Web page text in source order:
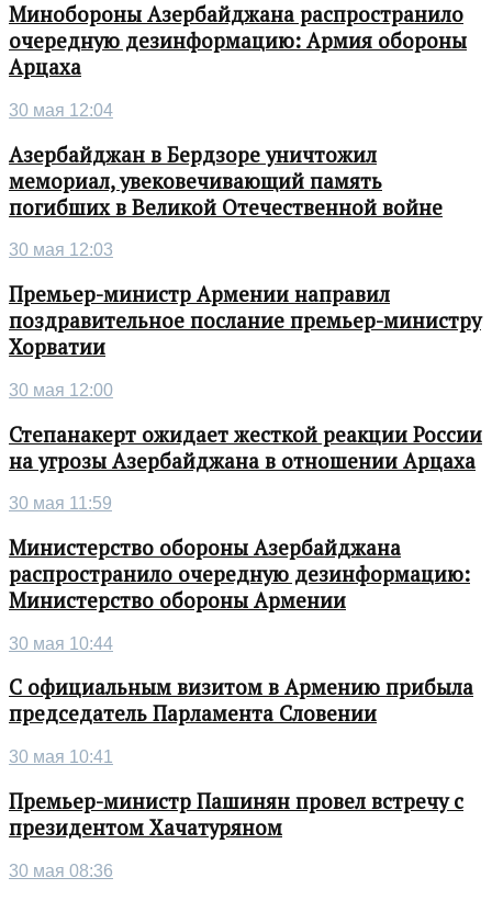
Минобороны Азербайджана распространило
очередную дезинформацию: Армия обороны
Арцаха
30 мая 12:04
Азербайджан в Бердзоре уничтожил
мемориал, увековечивающий память
погибших в Великой Отечественной войне
30 мая 12:03
Премьер-министр Армении направил
поздравительное послание премьер-министру
Хорватии
30 мая 12:00
Степанакерт ожидает жесткой реакции России
на угрозы Азербайджана в отношении Арцаха
30 мая 11:59
Министерство обороны Азербайджана
распространило очередную дезинформацию:
Министерство обороны Армении
30 мая 10:44
С официальным визитом в Армению прибыла
председатель Парламента Словении
30 мая 10:41
Премьер-министр Пашинян провел встречу с
президентом Хачатуряном
30 мая 08:36